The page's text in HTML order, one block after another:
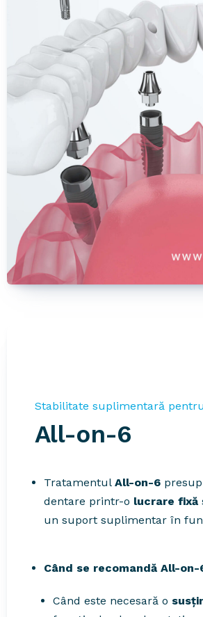
Stabilitate suplimentară
All-on-6
Tratamentul All-on-6
dentare printr-o lucrare fixă
un suport suplimentar în
Când se recomandă All-on-
Când este necesară o